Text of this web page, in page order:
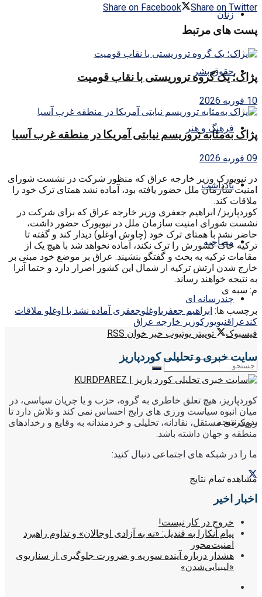
زنان
حقوق بشر
فرهنگ و هنر
یادداشت
مصاحبه
چندرسانه ای
بدون نتیجه
مشاهده تمام نتایج
Share on Facebook Share on Twitter
پست های مرتبط
پژاک؛ یک گروه تروریستی با نقاب قومیت
10 فوریه 2026
پژاک به‌مثابه تروریسم نیابتی آمریکا در منطقه غرب آسیا
09 فوریه 2026
در نیویورک وزیر خارجه عراق که منظور شرکت در نشست شورای
امنیت سازمان ملل حضور یافته بود، آماده نشد همتای ترک خود را
ملاقات کند.
کوردپاریز/ ابراهیم جعفری وزیر خارجه عراق که برای شرکت در
نشست شورای امنیت سازمان ملل در نیویورک حضور داشت،
حاضر نشد با همتای ترک خود (چاوش اوغلو) دیدار کند و گفته تا
ترکیه خاک کشورش را ترک نکند، آماده نخواهد شد با هیچ یک از
مقامات ترکیه به بحث و گفتگو بنشیند. عراق بر موضع خود مبنی بر
خارج شدن ارتش ترکیه از شمال این کشور اصرار دارد و حتما آنرا
به نتیجه خواهند رساند.
م: سبه ی
برچسب ها: ابراهیم جعفریاوغلوجعفری آماده نشد با اوغلو ملاقات
کندعراقنیویورکوزیر خارجه عراق
فیسبوک
توییتر یوتیوب خبر خوان RSS
سایت خبری و تحلیلی کوردپاریز
کوردپاریز، هیچ تعلق خاطری به گروه، حزب و یا جریان سیاسی، در
میان انبوه سیاست ورزی های رایج احساس نمی کند و تلاش دارد تا
رویکردی مستقل، نقادانه، تحلیلی و خردمندانه به وقایع و رخدادهای
منطقه و جهان داشته باشد.
ما را در شبکه های اجتماعی دنبال کنید:
اخبار اخیر
خروج در کار نیست!
پیام آنکارا به قندیل: «نه به آزادی اوجالان» و تداوم راهبرد
امنیت‌محور
هشدار درباره آینده سوریه و ضرورت جلوگیری از سناریوی
«لیبیایی‌شدن»